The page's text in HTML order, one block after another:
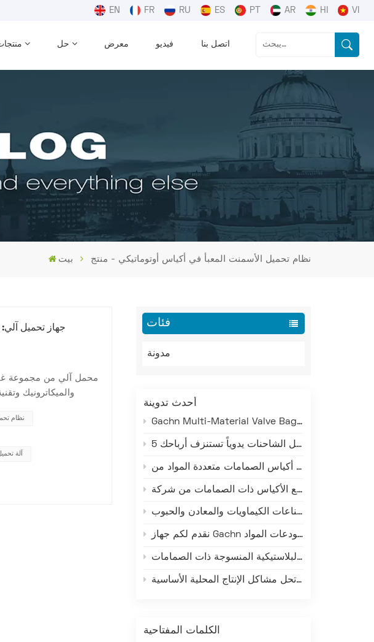
EN FR RU ES PT AR HI VI
حل معرض فيديو اتصل بنا
بيت نظام تحميل الأسمنت المعبأ في أكياس أوتوماتيكي - منتج
فئات
مدونة
أحدث تدوينة
Gachn Multi-Material Valve Bag Making Machine: Versatile Production for PE, PP, and Paper-Plastic
5 تكاليف خفية لتحميل الشاحنات يدوياً تستنزف أرباحك
ما وراء صناعة الإسمنت: كيف تخدم تقنية التحميل الذكية من غاشن صناعات الكيماويات والمعادن والحبوب
نقدم لكم جهاز Gachn عالي المستوى لتجميع البضائع على المنصات - إعادة تعريف الكفاءة والدقة والموثوقية في تجميع المواد المعبأة على المنصات في مستودعات المواد
الكلمات المفتاحية
جهاز تحميل
محمل آلي من مجموعة
والأتمتة في نظام
آلة